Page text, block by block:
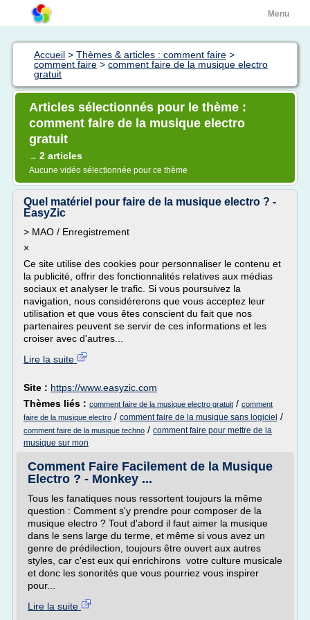
Menu
Accueil > Thèmes & articles : comment faire >
comment faire > comment faire de la musique electro
gratuit
Articles sélectionnés pour le thème :
comment faire de la musique electro
gratuit
→ 2 articles
Aucune vidéo sélectionnée pour ce thème
Quel matériel pour faire de la musique electro ? -
EasyZic
> MAO / Enregistrement
×
Ce site utilise des cookies pour personnaliser le contenu et
la publicité, offrir des fonctionnalités relatives aux médias
sociaux et analyser le trafic. Si vous poursuivez la
navigation, nous considérerons que vous acceptez leur
utilisation et que vous êtes conscient du fait que nos
partenaires peuvent se servir de ces informations et les
croiser avec d'autres...
Lire la suite
Site : https://www.easyzic.com
Thèmes liés : comment faire de la musique electro gratuit / comment
faire de la musique electro / comment faire de la musique sans logiciel /
comment faire de la musique techno / comment faire pour mettre de la
musique sur mon
Comment Faire Facilement de la Musique
Electro ? - Monkey ...
Tous les fanatiques nous ressortent toujours la même
question : Comment s'y prendre pour composer de la
musique electro ? Tout d'abord il faut aimer la musique
dans le sens large du terme, et même si vous avez un
genre de prédilection, toujours être ouvert aux autres
styles, car c'est eux qui enrichirons votre culture musicale
et donc les sonorités que vous pourriez vous inspirer
pour...
Lire la suite